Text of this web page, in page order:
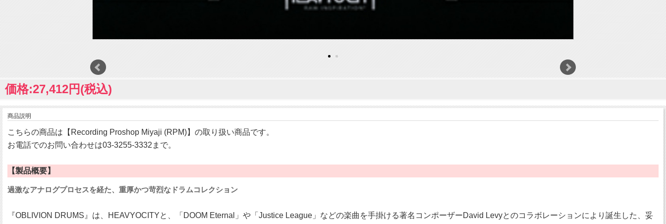
価格:27,412円(税込)
商品説明
こちらの商品は【Recording Proshop Miyaji (RPM)】の取り扱い商品です。
お電話でのお問い合わせは03-3255-3332まで。
【製品概要】
過激なアナログプロセスを経た、重厚かつ苛烈なドラムコレクション
『OBLIVION DRUMS』は、HEAVYOCITYと、「DOOM Eternal」や「Justice League」などの楽曲を手掛ける著名コンポーザーDavid Levyとのコラボレーションにより誕生した、妥